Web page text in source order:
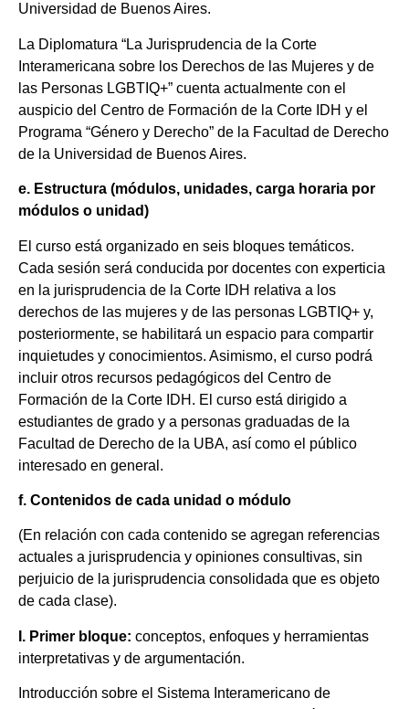
Universidad de Buenos Aires.
La Diplomatura “La Jurisprudencia de la Corte
Interamericana sobre los Derechos de las Mujeres y de
las Personas LGBTIQ+” cuenta actualmente con el
auspicio del Centro de Formación de la Corte IDH y el
Programa “Género y Derecho” de la Facultad de Derecho
de la Universidad de Buenos Aires.
e. Estructura (módulos, unidades, carga horaria por
módulos o unidad)
El curso está organizado en seis bloques temáticos.
Cada sesión será conducida por docentes con experticia
en la jurisprudencia de la Corte IDH relativa a los
derechos de las mujeres y de las personas LGBTIQ+ y,
posteriormente, se habilitará un espacio para compartir
inquietudes y conocimientos. Asimismo, el curso podrá
incluir otros recursos pedagógicos del Centro de
Formación de la Corte IDH. El curso está dirigido a
estudiantes de grado y a personas graduadas de la
Facultad de Derecho de la UBA, así como el público
interesado en general.
f. Contenidos de cada unidad o módulo
(En relación con cada contenido se agregan referencias
actuales a jurisprudencia y opiniones consultivas, sin
perjuicio de la jurisprudencia consolidada que es objeto
de cada clase).
I. Primer bloque: conceptos, enfoques y herramientas
interpretativas y de argumentación.
Introducción sobre el Sistema Interamericano de